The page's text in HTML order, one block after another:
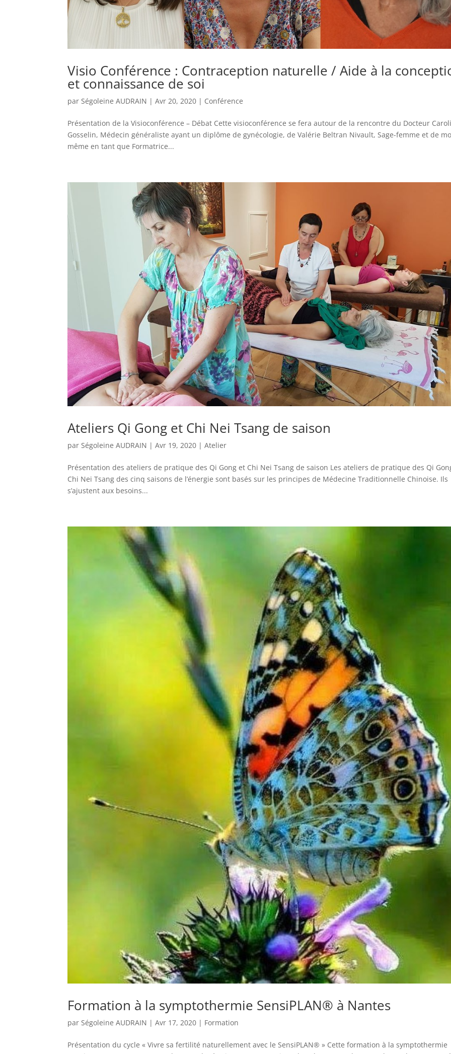
Visio Conférence : Contraception naturelle / Aide à la
et connaissance de soi
parSégoleine AUDRAIN |Avr 20, 2020 | Conférence
Présentation de la Visioconférence – Débat Cette visioconférence se fera autour de la rencontre du Docteur
Gosselin, Médecin généraliste ayant un diplôme de gynécologie, de Valérie Beltran Nivault, Sage-femme et de
même en tant que Formatrice...
Ateliers Qi Gong et Chi Nei Tsang de saison
parSégoleine AUDRAIN |Avr 19, 2020 |Atelier
Présentation des ateliers de pratique des Qi Gong et Chi Nei Tsang de saison Les ateliers de pratique des Qi
Chi Nei Tsang des cinq saisons de l’énergie sont basés sur les principes de Médecine Traditionnelle Chinoise. Ils
s’ajustent aux besoins...
Formation à la symptothermie SensiPLAN​® à Nantes
parSégoleine AUDRAIN |Avr 17, 2020 | Formation
Présentation du cycle « Vivre sa fertilité naturellement avec le SensiPLAN​® » Cette formation à la symptothermie